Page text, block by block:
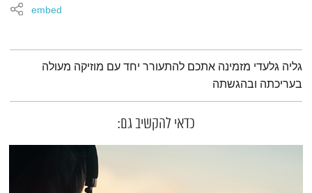
embed
תמצית הפודקאסט
גליה גלעדי מזמינה אתכם להתעורר יחד עם מוזיקה מעולה
בעריכתה ובהגשתה
כדאי להקשיב גם: